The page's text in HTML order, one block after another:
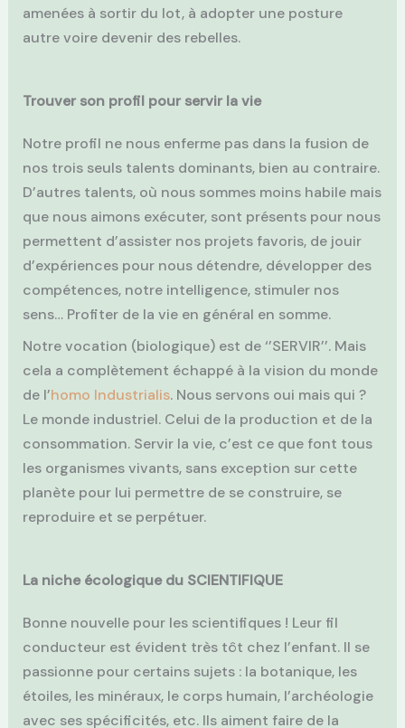
amenées à sortir du lot, à adopter une posture
autre voire devenir des rebelles.
Trouver son profil pour servir la vie
Notre profil ne nous enferme pas dans la fusion de
nos trois seuls talents dominants, bien au contraire.
D’autres talents, où nous sommes moins habile mais
que nous aimons exécuter, sont présents pour nous
permettent d’assister nos projets favoris, de jouir
d’expériences pour nous détendre, développer des
compétences, notre intelligence, stimuler nos
sens… Profiter de la vie en général en somme.
Notre vocation (biologique) est de ‘’SERVIR’’. Mais
cela a complètement échappé à la vision du monde
de l’homo Industrialis. Nous servons oui mais qui ?
Le monde industriel. Celui de la production et de la
consommation. Servir la vie, c’est ce que font tous
les organismes vivants, sans exception sur cette
planète pour lui permettre de se construire, se
reproduire et se perpétuer.
La niche écologique du SCIENTIFIQUE
Bonne nouvelle pour les scientifiques ! Leur fil
conducteur est évident très tôt chez l’enfant. Il se
passionne pour certains sujets : la botanique, les
étoiles, les minéraux, le corps humain, l’archéologie
avec ses spécificités, etc. Ils aiment faire de la